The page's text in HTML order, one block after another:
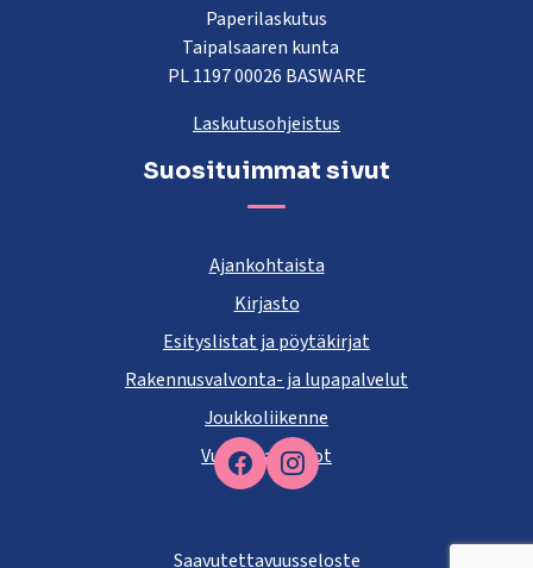
Facebook
Paperilaskutus
Taipalsaaren kunta
PL 1197 00026 BASWARE
Laskutusohjeistus
Suosituimmat sivut
Ajankohtaista
Kirjasto
Esityslistat ja pöytäkirjat
Rakennusvalvonta- ja lupapalvelut
Joukkoliikenne
Vuokra-asunnot
Saavutettavuusseloste